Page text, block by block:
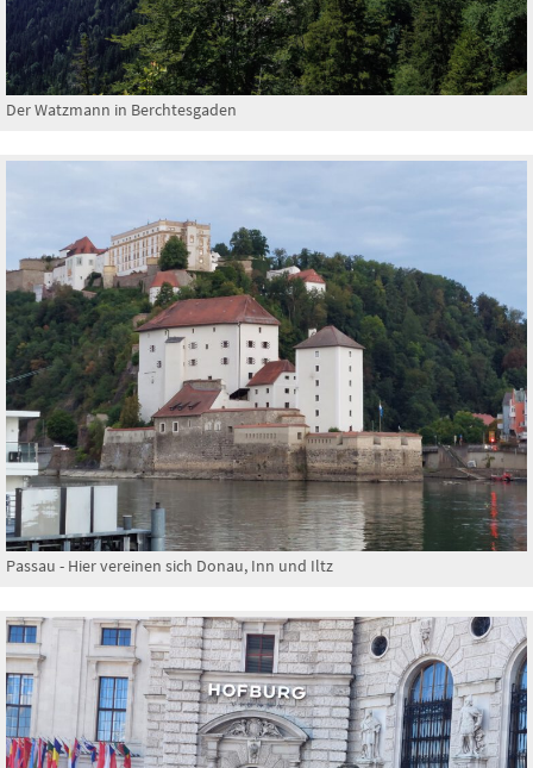
Der Watzmann in Berchtesgaden
Passau - Hier vereinen sich Donau, Inn und Iltz